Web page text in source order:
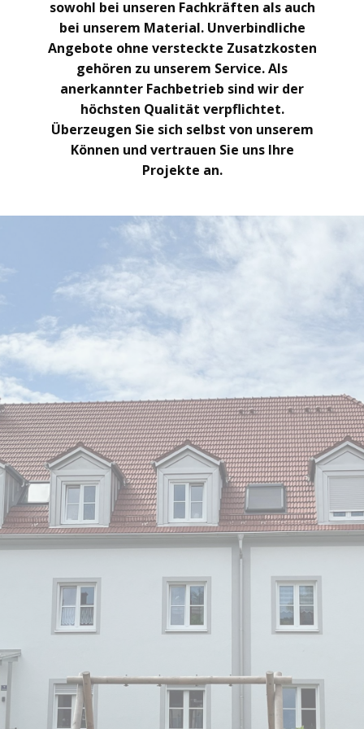
sowohl bei unseren Fachkräften als auch
bei unserem Material. Unverbindliche
Angebote ohne versteckte Zusatzkosten
gehören zu unserem Service. Als
anerkannter Fachbetrieb sind wir der
höchsten Qualität verpflichtet.
Überzeugen Sie sich selbst von unserem
Können und vertrauen Sie uns Ihre
Projekte an.